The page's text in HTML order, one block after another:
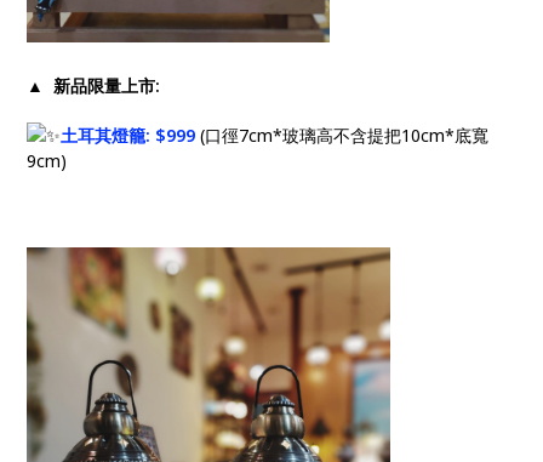
▲ 新品限量上市:
土耳其燈籠​: $999 (口徑7cm*玻璃高不含提把10cm*底寬
9cm)